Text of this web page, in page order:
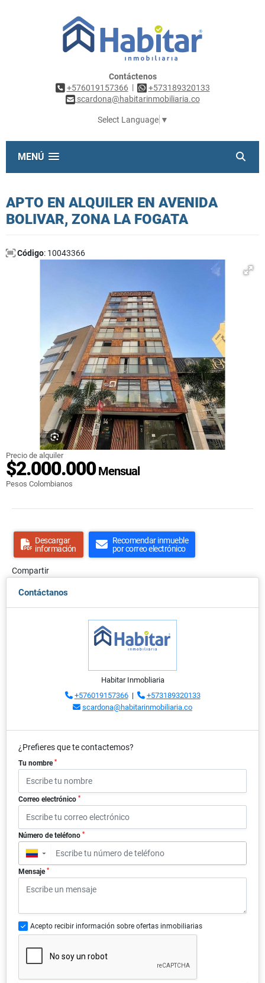
Contáctenos
+576019157366 |
+573189320133
scardona@habitarinmobiliaria.co
Select Language ▼
MENÚ
APTO EN ALQUILER EN AVENIDA
BOLIVAR, ZONA LA FOGATA
Código: 10043366
Precio de alquiler
$2.000.000Mensual
Pesos Colombianos
Descargar
información
Recomendar inmueble
por correo electrónico
Compartir
Contáctanos
Habitar Inmobliaria
+576019157366|
+573189320133
scardona@habitarinmobiliaria.co
¿Prefieres que te contactemos?
Tu nombre *
Correo electrónico *
Número de teléfono *
▼
Mensaje *
Acepto recibir información sobre ofertas inmobiliarias